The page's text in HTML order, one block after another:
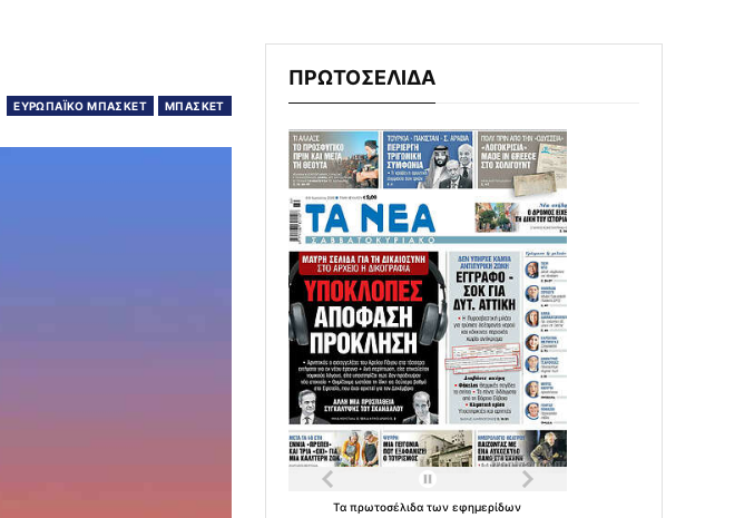
ΕΥΡΩΠΑΪΚΟ ΜΠΑΣΚΕΤ ΜΠΑΣΚΕΤ
ΠΡΩΤΟΣΕΛΙΔΑ
Ταπρωτοσέλιδατωνεφημερίδων